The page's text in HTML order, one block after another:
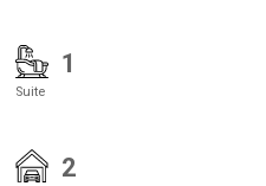
1
Suite
2